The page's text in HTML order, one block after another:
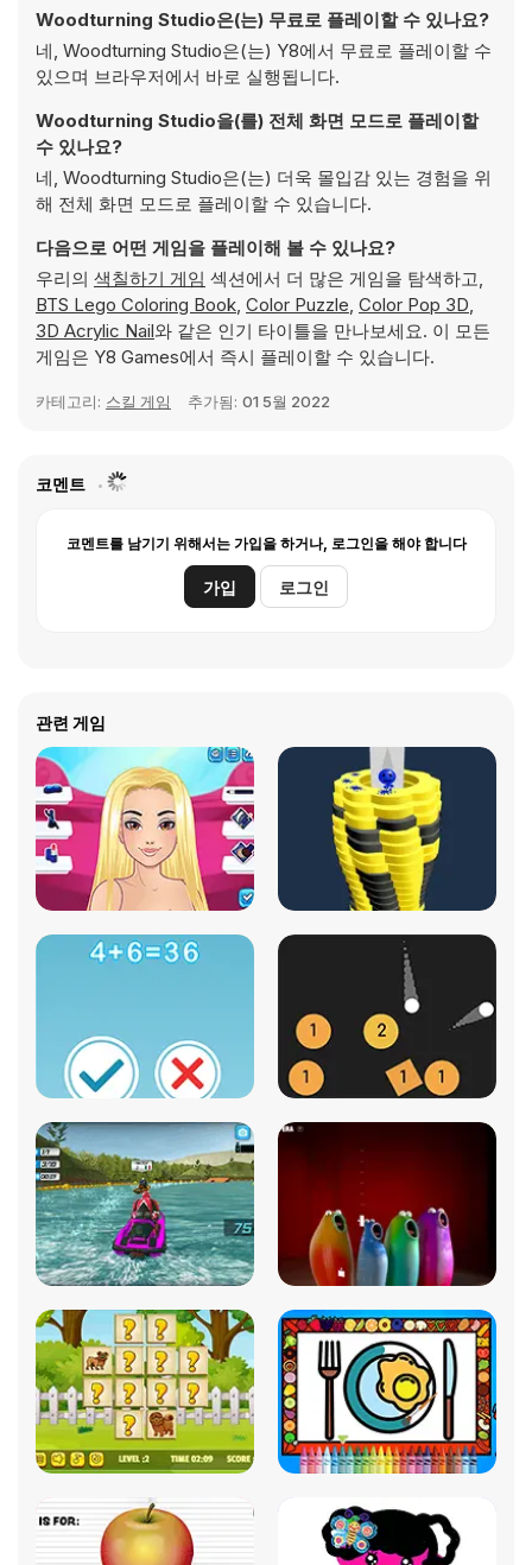
Woodturning Studio은(는) 무료로 플레이할 수 있나요?
네, Woodturning Studio은(는) Y8에서 무료로 플레이할 수
있으며 브라우저에서 바로 실행됩니다.
Woodturning Studio을(를) 전체 화면 모드로 플레이할
수 있나요?
네, Woodturning Studio은(는) 더욱 몰입감 있는 경험을 위
해 전체 화면 모드로 플레이할 수 있습니다.
다음으로 어떤 게임을 플레이해 볼 수 있나요?
우리의 색칠하기 게임 섹션에서 더 많은 게임을 탐색하고,
BTS Lego Coloring Book, Color Puzzle, Color Pop 3D,
3D Acrylic Nail와 같은 인기 타이틀을 만나보세요. 이 모든
게임은 Y8 Games에서 즉시 플레이할 수 있습니다.
카테고리: 스킬 게임 추가됨: 01 5월 2022
코멘트
코멘트를 남기기 위해서는 가입을 하거나, 로그인을 해야 합니다
가입 로그인
관련 게임